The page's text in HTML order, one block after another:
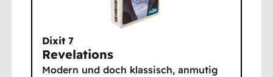
Dixit 7
Revelations
Modern und doch klassisch, anmutig